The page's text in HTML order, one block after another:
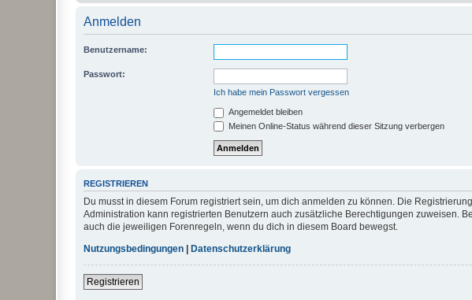
Anmelden
Benutzername:
Passwort:
Ich habe mein Passwort vergessen
Angemeldet bleiben
Meinen Online-Status während dieser Sitzung verbergen
REGISTRIEREN
Du musst in diesem Forum registriert sein, um dich anmelden zu können. Die
Administration kann registrierten Benutzern auch zusätzliche Berechtigungen zuweisen.
auch die jeweiligen Forenregeln, wenn du dich in diesem Board bewegst.
Nutzungsbedingungen | Datenschutzerklärung
Registrieren